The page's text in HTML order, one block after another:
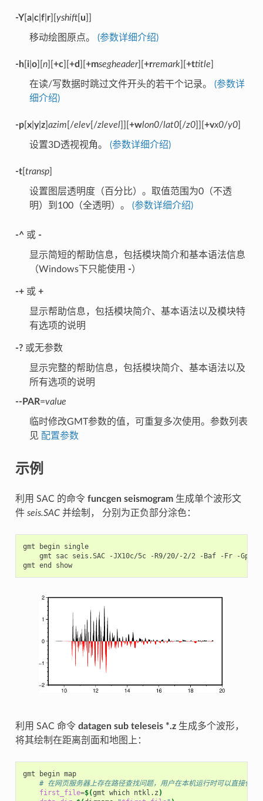
-Y[ a| c| f| r][ yshift[ u
移动绘图原点。 (参数详细介绍)
-h[ i| o][ n][ +c][ +d +msegheader][ +rremark][ +ttitle
在读/写数据时跳过文件开头的若干个记录。 (参数详
细介绍)
-p[ x| y|z] azim [/elev[/zlevel]][ +wlon0/lat0[/z0]][ +vx0/y0]
设置3D透视视角。 (参数详细介绍)
-t[ transp]
设置图层透明度（百分比）。取值范围为0（不透
明）到100（全透明）。 (参数详细介绍)
-^或 -
显示简短的帮助信息，包括模块简介和基本语法信息
（Windows下只能使用 -）
-+或 +
显示帮助信息，包括模块简介、基本语法以及模块特
有选项的说明
-?或无参数
显示完整的帮助信息，包括模块简介、基本语法以及
所有选项的说明
--PAR=value
临时修改GMT参数的值，可重复多次使用。参数列表
见 配置参数
示例
利用 SAC 的命令 funcgen seismogram生成单个波形文
件 seis.SAC并绘制， 分别为正负部分涂色：
gmt begin
single
gmt
sac seis.SAC -JX10c/5c -R9/20/-2/2 -Baf -Fr
-
gmt end show
利用 SAC 命令 datagen sub teleseis *.z生成多个波形，
将其绘制在距离剖面和地图上：
gmt begin
map
# 在网页服务器上存在路径查找问题，用户在本机运行时可以直接
first_file=$(gmt which ntkl.z )